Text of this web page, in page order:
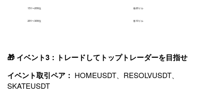
151〜200位 各20ドル
201〜300位 各10ドル
🎁 イベント3：トレードしてトップトレーダーを目指せ
イベント取引ペア： HOMEUSDT、RESOLVUSDT、
SKATEUSDT